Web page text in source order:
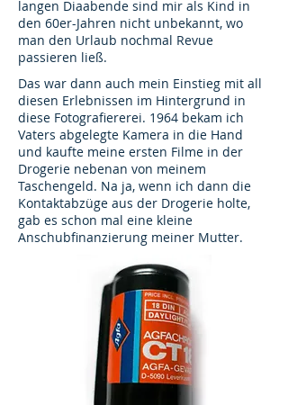
langen Diaabende sind mir als Kind in
den 60er-Jahren nicht unbekannt, wo
man den Urlaub nochmal Revue
passieren ließ.
Das war dann auch mein Einstieg mit all
diesen Erlebnissen im Hintergrund in
diese Fotografiererei. 1964 bekam ich
Vaters abgelegte Kamera in die Hand
und kaufte meine ersten Filme in der
Drogerie nebenan von meinem
Taschengeld. Na ja, wenn ich dann die
Kontaktabzüge aus der Drogerie holte,
gab es schon mal eine kleine
Anschubfinanzierung meiner Mutter.